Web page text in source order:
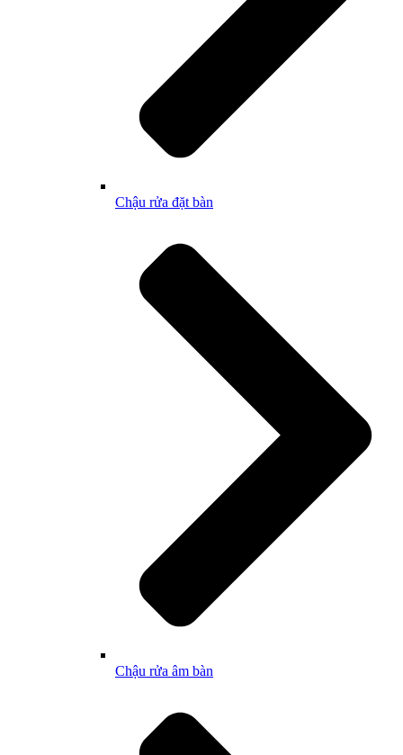
Chậu rửa đặt bàn
Chậu rửa âm bàn